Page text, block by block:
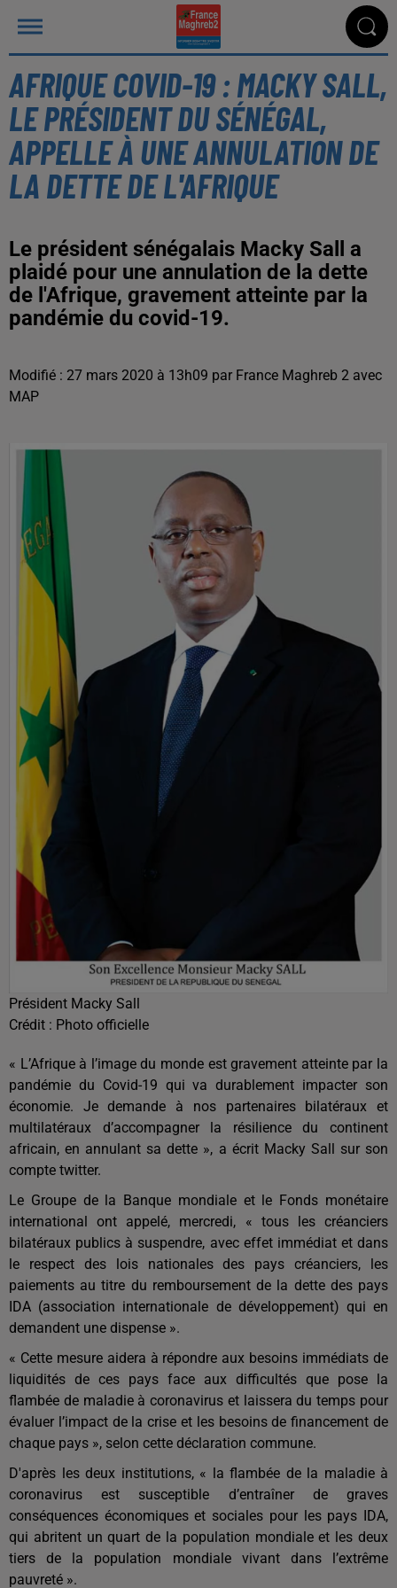
AFRIQUE COVID-19 : MACKY SALL,
LE PRÉSIDENT DU SÉNÉGAL,
APPELLE À UNE ANNULATION DE
LA DETTE DE L'AFRIQUE
Le président sénégalais Macky Sall a
plaidé pour une annulation de la dette
de l'Afrique, gravement atteinte par la
pandémie du covid-19.
Modifié : 27 mars 2020 à 13h09 par France Maghreb 2 avec
MAP
Président Macky Sall
Crédit : Photo officielle
« L’Afrique à l’image du monde est gravement atteinte par la
pandémie du Covid-19 qui va durablement impacter son
économie. Je demande à nos partenaires bilatéraux et
multilatéraux d’accompagner la résilience du continent
africain, en annulant sa dette », a écrit Macky Sall sur son
compte twitter.
Le Groupe de la Banque mondiale et le Fonds monétaire
international ont appelé, mercredi, « tous les créanciers
bilatéraux publics à suspendre, avec effet immédiat et dans
le respect des lois nationales des pays créanciers, les
paiements au titre du remboursement de la dette des pays
IDA (association internationale de développement) qui en
demandent une dispense ».
« Cette mesure aidera à répondre aux besoins immédiats de
liquidités de ces pays face aux difficultés que pose la
flambée de maladie à coronavirus et laissera du temps pour
évaluer l’impact de la crise et les besoins de financement de
chaque pays », selon cette déclaration commune.
D'après les deux institutions, « la flambée de la maladie à
coronavirus est susceptible d’entraîner de graves
conséquences économiques et sociales pour les pays IDA,
qui abritent un quart de la population mondiale et les deux
tiers de la population mondiale vivant dans l’extrême
pauvreté ».